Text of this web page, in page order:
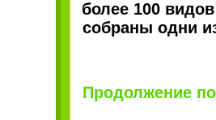
более 100
собраны одни
Продолжение